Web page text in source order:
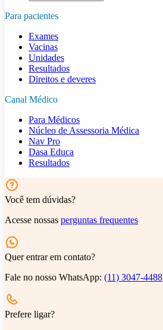
Para pacientes
Exames
Vacinas
Unidades
Resultados
Direitos e deveres
Canal Médico
Para Médicos
Núcleo de Assessoria Médica
Nav Pro
Dasa Educa
Resultados
Você tem dúvidas?
Acesse nossas perguntas frequentes
Quer entrar em contato?
Fale no nosso WhatsApp: (11) 3047-4488
Prefere ligar?